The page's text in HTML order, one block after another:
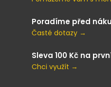
Poradíme před
Časté dotazy →
Sleva 100 Kč na
Chci využít →